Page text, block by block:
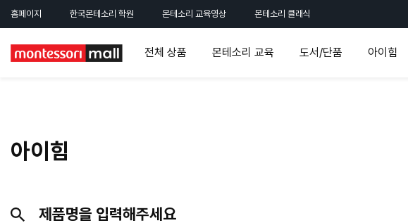
홈페이지 한국몬테소리 학원 몬테소리 교육영상 몬테소리 클래식
전체 상품 몬테소리 교육 도서/단품 아이힘
아이힘